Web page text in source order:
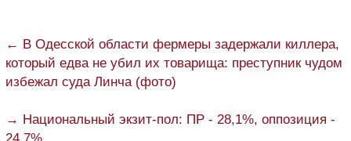
← В Одесской области фермеры задержали киллера,
который едва не убил их товарища: преступник чудом
избежал суда Линча (фото)
→ Национальный экзит-пол: ПР - 28,1%, оппозиция -